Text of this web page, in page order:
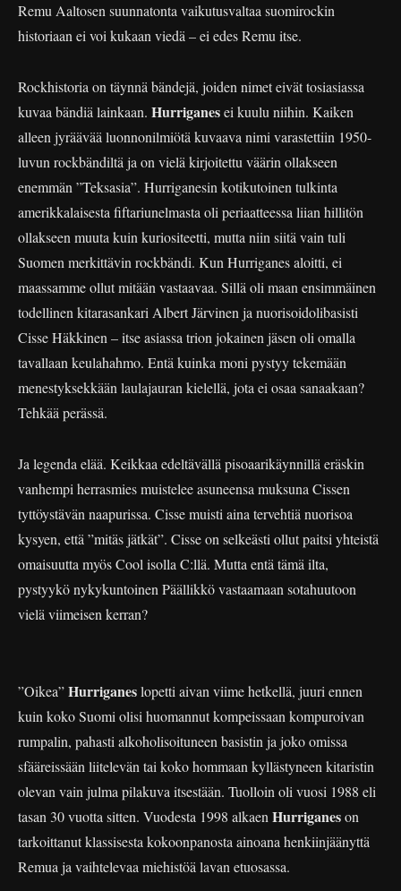
Remu Aaltosen suunnatonta vaikutusvaltaa suomirockin
historiaan ei voi kukaan viedä – ei edes Remu itse.
Rockhistoria on täynnä bändejä, joiden nimet eivät tosiasiassa
kuvaa bändiä lainkaan. Hurriganesei kuulu niihin. Kaiken
alleen jyräävää luonnonilmiötä kuvaava nimi varastettiin 1950-
luvun rockbändiltä ja on vielä kirjoitettu väärin ollakseen
enemmän ”Teksasia”. Hurriganesin kotikutoinen tulkinta
amerikkalaisesta fiftariunelmasta oli periaatteessa liian hillitön
ollakseen muuta kuin kuriositeetti, mutta niin siitä vain tuli
Suomen merkittävin rockbändi. Kun Hurriganes aloitti, ei
maassamme ollut mitään vastaavaa. Sillä oli maan ensimmäinen
todellinen kitarasankari Albert Järvinen ja nuorisoidolibasisti
Cisse Häkkinen – itse asiassa trion jokainen jäsen oli omalla
tavallaan keulahahmo. Entä kuinka moni pystyy tekemään
menestyksekkään laulajauran kielellä, jota ei osaa sanaakaan?
Tehkää perässä.
Ja legenda elää. Keikkaa edeltävällä pisoaarikäynnillä eräskin
vanhempi herrasmies muistelee asuneensa muksuna Cissen
tyttöystävän naapurissa. Cisse muisti aina tervehtiä nuorisoa
kysyen, että ”mitäs jätkät”. Cisse on selkeästi ollut paitsi yhteistä
omaisuutta myös Cool isolla C:llä. Mutta entä tämä ilta,
pystyykö nykykuntoinen Päällikkö vastaamaan sotahuutoon
vielä viimeisen kerran?
”Oikea”Hurriganeslopetti aivan viime hetkellä, juuri ennen
kuin koko Suomi olisi huomannut kompeissaan kompuroivan
rumpalin, pahasti alkoholisoituneen basistin ja joko omissa
sfääreissään liitelevän tai koko hommaan kyllästyneen kitaristin
olevan vain julma pilakuva itsestään. Tuolloin oli vuosi 1988 eli
tasan 30 vuotta sitten. Vuodesta 1998 alkaenHurriganeson
tarkoittanut klassisesta kokoonpanosta ainoana henkiinjäänyttä
Remua ja vaihtelevaa miehistöä lavan etuosassa.